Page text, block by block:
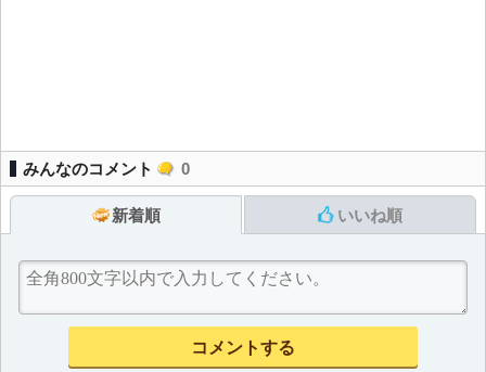
みんなのコメント 0
新着順 いいね順